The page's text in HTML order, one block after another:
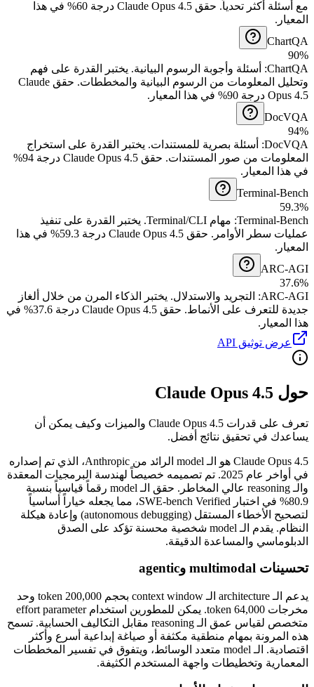
مع أسئلة أكثر تحدياً.
حقق Claude Opus 4.5 درجة 60% في هذا
المعيار.
ChartQA
90%
ChartQA
: أسئلة وأجوبة الرسوم البيانية. يختبر القدرة على فهم
وتحليل المعلومات من الرسوم البيانية والمخططات.
حقق Claude
Opus 4.5 درجة 90% في هذا المعيار.
DocVQA
94%
DocVQA
: أسئلة بصرية للمستندات. يختبر القدرة على استخراج
المعلومات من صور المستندات.
حقق Claude Opus 4.5 درجة 94%
في هذا المعيار.
Terminal-Bench
59.3%
Terminal-Bench
: مهام Terminal/CLI . يختبر القدرة على تنفيذ
عمليات سطر الأوامر.
حقق Claude Opus 4.5 درجة 59.3% في هذا
المعيار.
ARC-AGI
37.6%
ARC-AGI
: التجريد والاستدلال. يختبر الذكاء المرن من خلال ألغاز
جديدة للتعرف على الأنماط.
حقق Claude Opus 4.5 درجة 37.6% في
هذا المعيار.
عرض توثيق API
حول Claude Opus 4.5
تعرف على قدرات Claude Opus 4.5 والميزات وكيف يمكن أن
يساعدك في تحقيق نتائج أفضل.
Claude Opus 4.5 هو الـ model الرائد من Anthropic، الذي تم إصداره
في أواخر عام 2025. تم تصميمه خصيصاً لهندسة البرمجيات المعقدة
والـ reasoning عالي المخاطر. حقق الـ model رقماً قياسياً بنسبة
80.9% في اختبار SWE-bench Verified، مما يجعله خياراً أساسياً
لتصحيح الأخطاء المستقل (autonomous debugging) وإعادة هيكلة
النظام. يقدم الـ model شخصية محسنة تؤكد على الصدق
الدبلوماسي والمساعدة الدقيقة.
تحسينات multimodal وagentic
يدعم الـ architecture الـ context window بحجم 200,000 token وحد
مخرجات 64,000 token. يمكن للمطورين استخدام effort parameter
متخصص لقياس عمق الـ reasoning مقابل التكاليف الحسابية. تسمح
هذه المرونة بمهام منطقية مكثفة أو صياغة إبداعية أسرع وأكثر
اقتصادية. الـ model متعدد الوسائط، ويتفوق في تفسير المخططات
المعمارية وتخطيطات واجهة المستخدم الكثيفة.